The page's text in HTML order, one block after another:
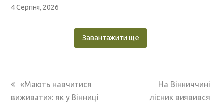
4 Серпня, 2026
Завантажити ще
previous
post:
«Мають навчитися
виживати»: як у Вінниці
next
post:
На Вінниччині
лісник виявився